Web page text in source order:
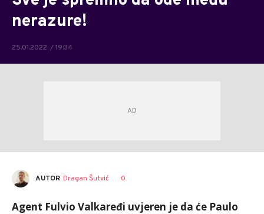
nerazure!
25.01.2022. / 19:34
AUTOR Dragan Šutvić 0
Agent Fulvio Valkaređi uvjeren je da će Paulo